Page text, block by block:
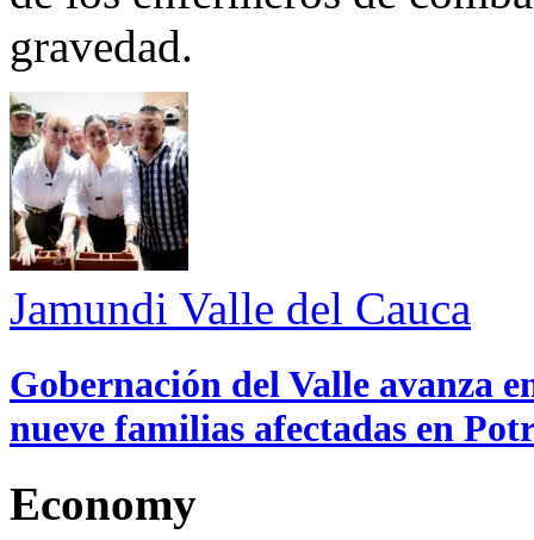
gravedad.
Jamundi Valle del Cauca
Gobernación del Valle avanza
nueve familias afectadas en
Economy